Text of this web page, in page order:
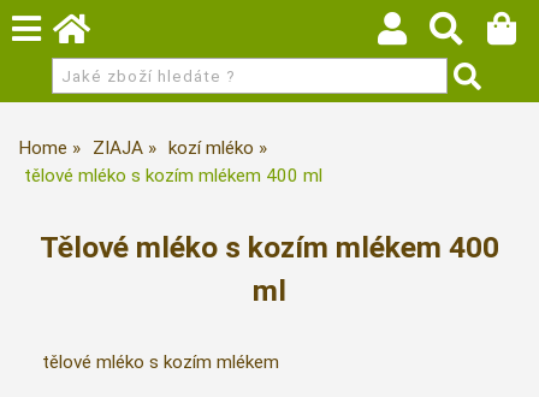
Home ZIAJA
kozí mléko
tělové mléko s kozím mlékem 400 ml
Tělové mléko s kozím mlékem 400
ml
tělové mléko s kozím mlékem